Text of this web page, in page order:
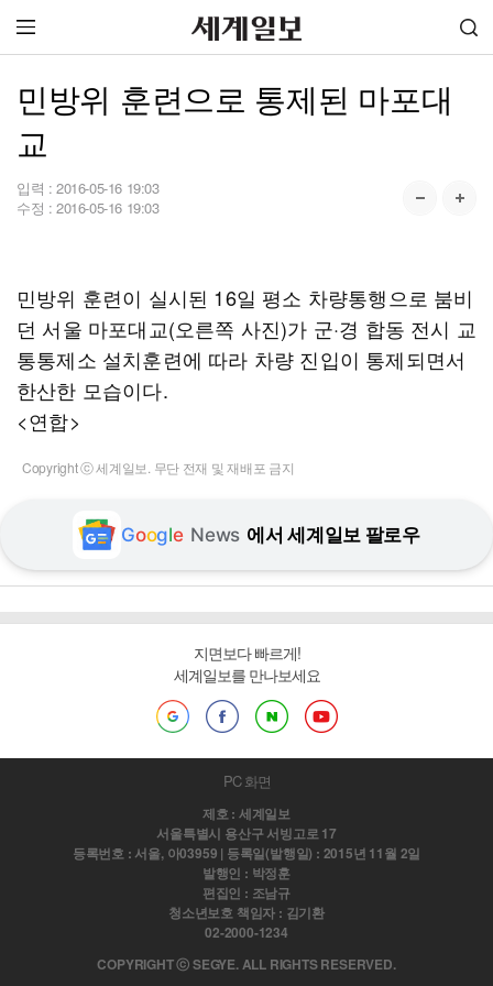
민방위 훈련으로 통제된 마포대
교
입력 : 2016-05-16 19:03
수정 : 2016-05-16 19:03
민방위 훈련이 실시된 16일 평소 차량통행으로 붐비
던 서울 마포대교(오른쪽 사진)가 군·경 합동 전시 교
통통제소 설치훈련에 따라 차량 진입이 통제되면서
한산한 모습이다.
<연합>
Copyright ⓒ 세계일보. 무단 전재 및 재배포 금지
Google News 에서 세계일보 팔로우
지면보다 빠르게!
세계일보를 만나보세요
PC 화면
제호 : 세계일보
서울특별시 용산구 서빙고로 17
등록번호 : 서울, 아03959 | 등록일(발행일) : 2015년 11월 2일
발행인 : 박정훈
편집인 : 조남규
청소년보호 책임자 : 김기환
02-2000-1234
COPYRIGHT ⓒ SEGYE. ALL RIGHTS RESERVED.